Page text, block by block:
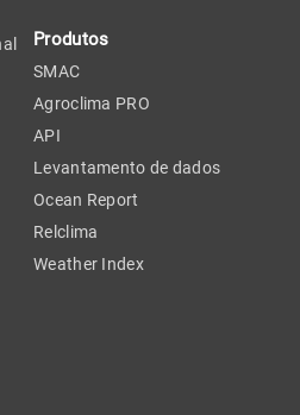
Produtos
SMAC
Agroclima PRO
API
Levantamento de dados
Ocean Report
Relclima
Weather Index